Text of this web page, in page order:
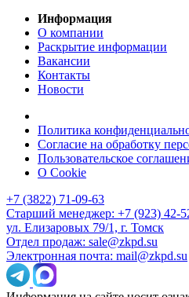
Информация
О компании
Раскрытие информации
Вакансии
Контакты
Новости
Политика
Согласие на обработку
Пользовательское
О Cookie
+7 (3822) 71-09-63
Старший менеджер: +7 (923) 42-
ул. Елизаровых 79/1, г. Томск
Отдел продаж: sale@zkpd.su
Электронная почта: mail@zkpd.su